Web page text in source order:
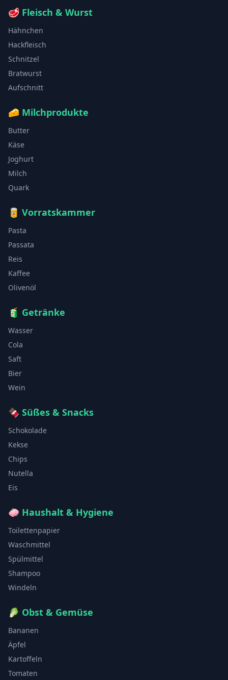
🥩 Fleisch & Wurst
Hähnchen
Hackfleisch
Schnitzel
Bratwurst
Aufschnitt
🧀 Milchprodukte
Butter
Käse
Joghurt
Milch
Quark
🥫 Vorratskammer
Pasta
Passata
Reis
Kaffee
Olivenöl
🧃 Getränke
Wasser
Cola
Saft
Bier
Wein
🍫 Süßes & Snacks
Schokolade
Kekse
Chips
Nutella
Eis
🧼 Haushalt & Hygiene
Toilettenpapier
Waschmittel
Spülmittel
Shampoo
Windeln
🥬 Obst & Gemüse
Bananen
Äpfel
Kartoffeln
Tomaten